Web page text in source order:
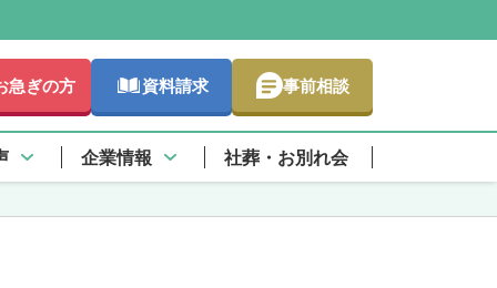
急ぎの方 資料請求 事前相談
企業情報 社葬・お別れ会